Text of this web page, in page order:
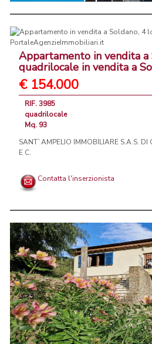
Appartamento in vendita a
quadrilocale in vendita a
€ 154.000
RIF. 3985
quadrilocale
Mq. 93
SANT`AMPELIO IMMOBILIARE S.A.S. DI
E C.
Contatta l'inserzionista